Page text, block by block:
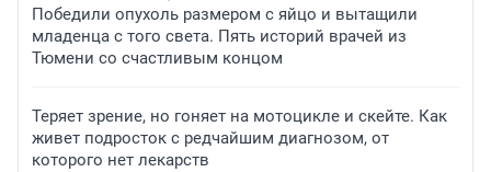
Победили опухоль размером с яйцо и вытащили
младенца с того света. Пять историй врачей из
Тюмени со счастливым концом
Теряет зрение, но гоняет на мотоцикле и скейте. Как
живет подросток с редчайшим диагнозом, от
которого нет лекарств